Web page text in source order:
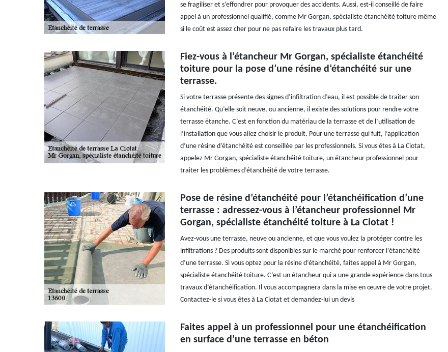
se fragiliser et s’effondrer pour provoquer des accidents. Aussi, est-il conseillé de faire
appel à un professionnel qualifié, comme Mr Gorgan, spécialiste étanchéité toiture même
si le coût est assez cher pour ne pas refaire les travaux plus tard.
Fiez-vous à l’étancheur Mr Gorgan, spécialiste étanchéité
toiture pour la pose d’une résine d’étanchéité sur une
terrasse.
Si votre terrasse présente des signes d’infiltration d’eau, il est possible de traiter son
étanchéité. Qu’elle soit neuve, ou ancienne, il existe des solutions pour rendre votre
terrasse étanche. C’est en fonction du matériau de la terrasse et de l’utilisation de
l’installation que vous allez choisir le produit. Pour une terrasse qui fuit, l’application
d’une résine d’étanchéité est conseillée par les professionnels. Si vous êtes à La Ciotat,
appelez Mr Gorgan, spécialiste étanchéité toiture, un étancheur professionnel pour
traiter les problèmes d’étanchéité de votre terrasse.
Pose de résine d’étanchéité pour l’étanchéification d’une
terrasse : adressez-vous à l’étancheur professionnel Mr
Gorgan, spécialiste étanchéité toiture à La Ciotat !
Avez-vous une terrasse, neuve ou ancienne, et que vous voulez la protéger contre les
infiltrations ? Des produits sont disponibles sur le marché pour renforcer l’étanchéité
d’une terrasse. Si vous optez pour la résine d’étanchéité, faites appel à Mr Gorgan,
spécialiste étanchéité toiture. C’est un étancheur qui a une grande expérience dans tous
travaux d’étanchéification. Il vous accompagnera dans la mise en œuvre de votre projet.
Contactez-le si vous êtes à La Ciotat et demandez-lui un devis
Faites appel à un professionnel pour une étanchéification
en surface d’une terrasse en béton